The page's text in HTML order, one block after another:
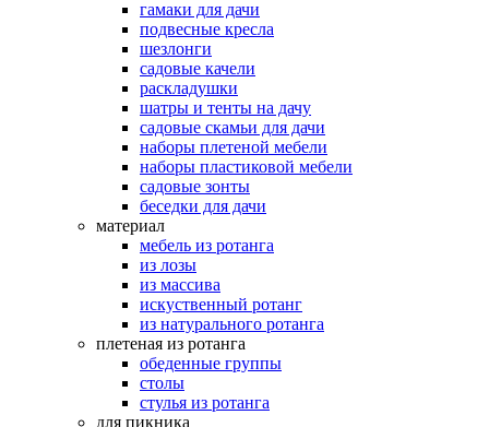
гамаки для дачи
подвесные кресла
шезлонги
садовые качели
раскладушки
шатры и тенты на дачу
садовые скамьи для дачи
наборы плетеной мебели
наборы пластиковой мебели
садовые зонты
беседки для дачи
материал
мебель из ротанга
из лозы
из массива
искуственный ротанг
из натурального ротанга
плетеная из ротанга
обеденные группы
столы
стулья из ротанга
для пикника